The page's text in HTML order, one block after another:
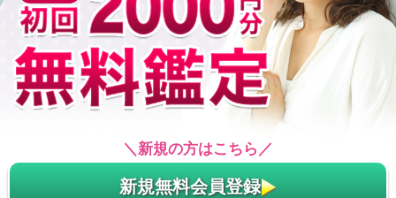
＼新規の方はこちら／
新規無料会員登録